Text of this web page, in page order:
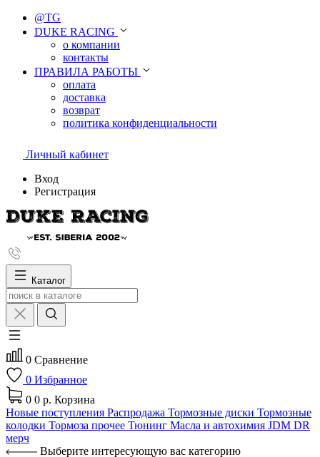
@TG
DUKE RACING
о компании
контакты
ПРАВИЛА РАБОТЫ
оплата
доставка
возврат
политика конфиденциальности
Личный кабинет
Вход
Регистрация
Каталог
0 Сравнение
0 Избранное
0 0 р. Корзина
Новые поступления Распродажа Тормозные диски Тормозные
колодки Тормоза прочее Тюнинг Масла и автохимия JDM DR
мерч
Выберите интересующую вас категорию